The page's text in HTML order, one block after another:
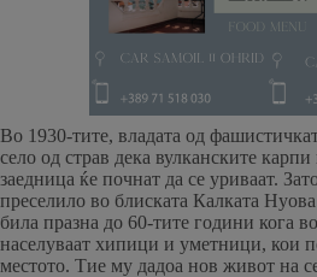
Во 1930-тите, владата од
село од страв дека вулканските
заедница ќе почнат да се уриваат.
преселило во блиската Калката
била празна до 60-тите години кога
населуваат хипици и уметници, кои
местото. Тие му дадоа нов живот на